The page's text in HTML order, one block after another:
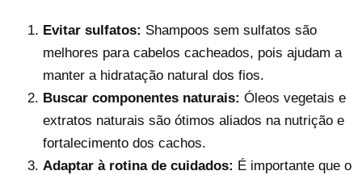
Evitar sulfatos: Shampoos sem sulfatos são
melhores para cabelos cacheados, pois ajudam a
manter a hidratação natural dos fios.
Buscar componentes naturais: Óleos vegetais e
extratos naturais são ótimos aliados na nutrição e
fortalecimento dos cachos.
Adaptar à rotina de cuidados: É importante que o